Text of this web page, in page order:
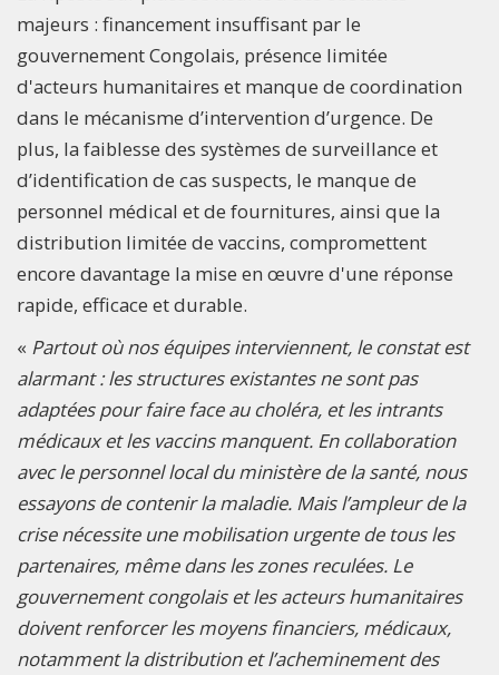
majeurs : financement insuffisant par le
gouvernement Congolais, présence limitée
d'acteurs humanitaires et manque de coordination
dans le mécanisme d’intervention d’urgence. De
plus, la faiblesse des systèmes de surveillance et
d’identification de cas suspects, le manque de
personnel médical et de fournitures, ainsi que la
distribution limitée de vaccins, compromettent
encore davantage la mise en œuvre d'une réponse
rapide, efficace et durable.
« Partout où nos équipes interviennent, le constat est
alarmant : les structures existantes ne sont pas
adaptées pour faire face au choléra, et les intrants
médicaux et les vaccins manquent. En collaboration
avec le personnel local du ministère de la santé, nous
essayons de contenir la maladie. Mais l’ampleur de la
crise nécessite une mobilisation urgente de tous les
partenaires, même dans les zones reculées. Le
gouvernement congolais et les acteurs humanitaires
doivent renforcer les moyens financiers, médicaux,
notamment la distribution et l’acheminement des